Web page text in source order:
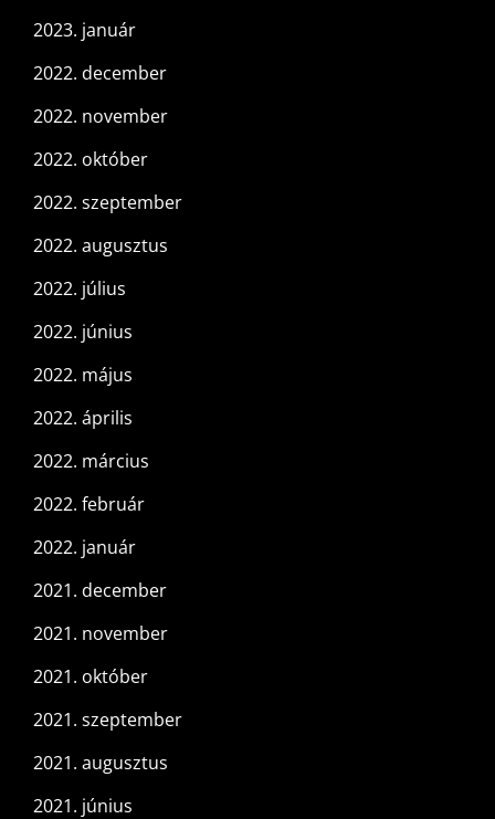
2023. január
2022. december
2022. november
2022. október
2022. szeptember
2022. augusztus
2022. július
2022. június
2022. május
2022. április
2022. március
2022. február
2022. január
2021. december
2021. november
2021. október
2021. szeptember
2021. augusztus
2021. június